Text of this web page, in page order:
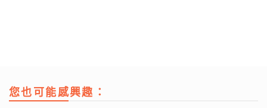
您也可能感興趣：